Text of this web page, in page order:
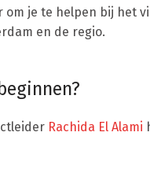
om je te helpen bij het
en de regio.
Rachida El Alami